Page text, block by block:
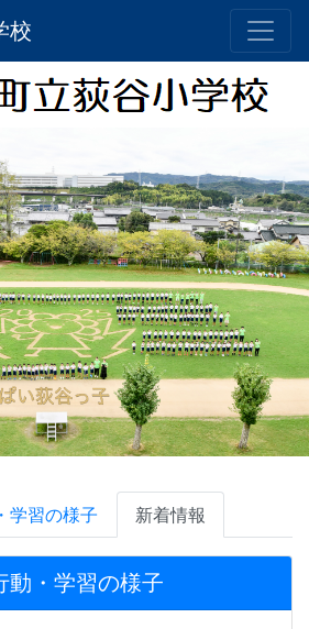
校
習の様子 新着情報
・学習の様子